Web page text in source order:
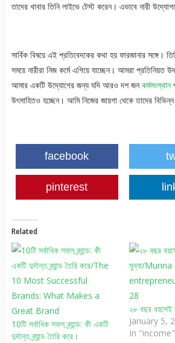
তাদের খাবার তিনি লাইভে টেস্ট করেন। এভাবে নারী
সার্বিক বিষয়ে এই প্রতিবেদকের কথা হয় ফারজানার সঙ্গে।
সময়ে নারীরা নিজ কর্মে এগিয়ে যাচ্ছেন। আমরা প্রতিনিয়ত
আমার একটি উদ্যোগের জন্য যদি আরও দশ জনকর্মসংস্থান
উৎসাহিতও হচ্ছেন। আমি নিজের জায়গা থেকে তাদের
facebook
pinterest
Related
10টি সর্বাধিক সফল ব্র্যান্ড: কী একটি
দুর্দান্ত ব্র্যান্ড তৈরি করে।
২৮ বছর বয়সেই
January 5,
In "income"